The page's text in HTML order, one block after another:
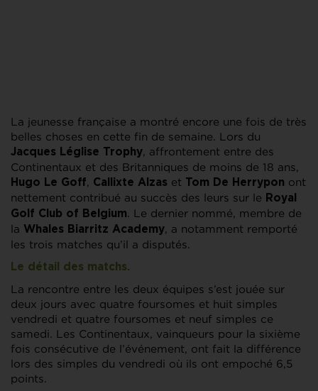
La jeunesse française a montré encore une fois de très
belles choses en cette fin de semaine. Lors du
Jacques Léglise Trophy, affrontement entre des
Continentaux et des Britanniques de moins de 18 ans,
Hugo Le Goff, Callixte Alzas et Tom De Herrypon ont
nettement contribué au succès des leurs sur le Royal
Golf Club of Belgium. Le dernier nommé, membre de
la Whales Biarritz Academy, a notamment remporté
les trois matches qu’il a disputés.
Le détail des matchs.
La rencontre entre les deux équipes s’est jouée sur
deux jours avec quatre foursomes et huit simples
vendredi et quatre foursomes et neuf simples ce
samedi. Les Continentaux, vainqueurs pour la sixième
fois consécutive de l’événement, ont fait la différence
lors des simples du vendredi où ils ont empoché 6,5
points.